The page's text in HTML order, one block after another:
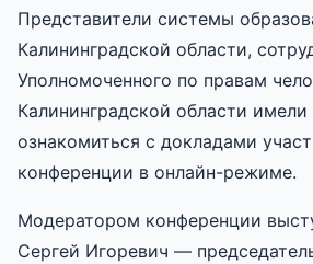
Представители системы
Калининградской области,
Уполномоченного по правам
Калининградской области
ознакомиться с докладами
конференции в онлайн-режиме.
Модератором конференции
Сергей Игоревич —